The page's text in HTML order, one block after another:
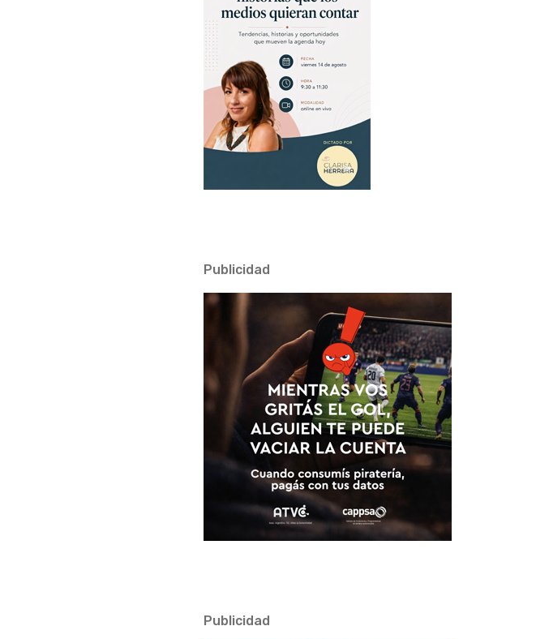
Publicidad
Publicidad